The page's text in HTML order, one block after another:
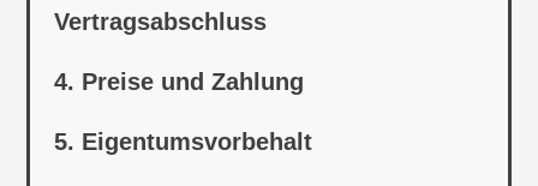
Vertragsabschluss
4. Preise und Zahlung
5. Eigentumsvorbehalt